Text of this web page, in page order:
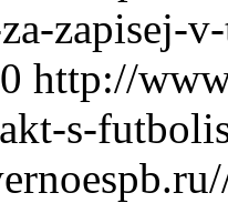
zapisej-
http://
s-